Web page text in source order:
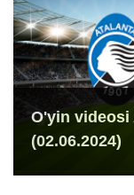
O'yin videosi
(02.06.2024)